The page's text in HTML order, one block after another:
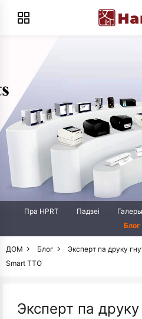
Пра HPRT Падзеі
Блог
ДОМ Блог
Эксперт па друку
Smart TTO
Эксперт па друку